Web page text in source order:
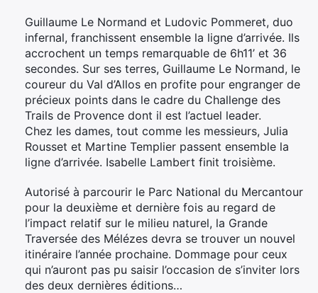
Guillaume Le Normand et Ludovic Pommeret, duo
infernal, franchissent ensemble la ligne d’arrivée. Ils
accrochent un temps remarquable de 6h11’ et 36
secondes. Sur ses terres, Guillaume Le Normand, le
coureur du Val d’Allos en profite pour engranger de
précieux points dans le cadre du Challenge des
Trails de Provence dont il est l’actuel leader.
Chez les dames, tout comme les messieurs, Julia
Rousset et Martine Templier passent ensemble la
ligne d’arrivée. Isabelle Lambert finit troisième.
Autorisé à parcourir le Parc National du Mercantour
pour la deuxième et dernière fois au regard de
l’impact relatif sur le milieu naturel, la Grande
Traversée des Mélézes devra se trouver un nouvel
itinéraire l’année prochaine. Dommage pour ceux
qui n’auront pas pu saisir l’occasion de s’inviter lors
des deux dernières éditions…